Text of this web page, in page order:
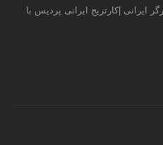
ایرانی |کارتریج ایرانی پردیس با